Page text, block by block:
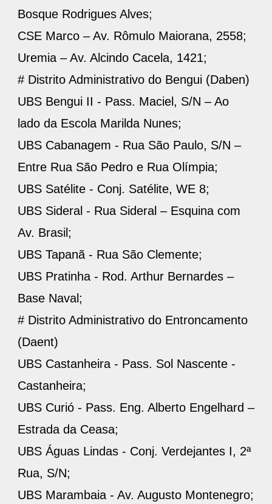
Bosque Rodrigues Alves;
CSE Marco – Av. Rômulo Maiorana, 2558;
Uremia – Av. Alcindo Cacela, 1421;
# Distrito Administrativo do Bengui (Daben)
UBS Bengui II - Pass. Maciel, S/N – Ao
lado da Escola Marilda Nunes;
UBS Cabanagem - Rua São Paulo, S/N –
Entre Rua São Pedro e Rua Olímpia;
UBS Satélite - Conj. Satélite, WE 8;
UBS Sideral - Rua Sideral – Esquina com
Av. Brasil;
UBS Tapanã - Rua São Clemente;
UBS Pratinha - Rod. Arthur Bernardes –
Base Naval;
# Distrito Administrativo do Entroncamento
(Daent)
UBS Castanheira - Pass. Sol Nascente -
Castanheira;
UBS Curió - Pass. Eng. Alberto Engelhard –
Estrada da Ceasa;
UBS Águas Lindas - Conj. Verdejantes I, 2ª
Rua, S/N;
UBS Marambaia - Av. Augusto Montenegro;